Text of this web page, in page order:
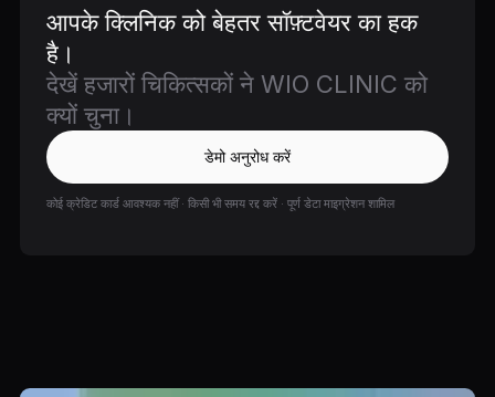
आपके क्लिनिक को बेहतर सॉफ़्टवेयर का हक
है।
देखें हजारों चिकित्सकों ने WIO CLINIC को
क्यों चुना।
डेमो अनुरोध करें
कोई क्रेडिट कार्ड आवश्यक नहीं · किसी भी समय रद्द करें · पूर्ण डेटा माइग्रेशन शामिल